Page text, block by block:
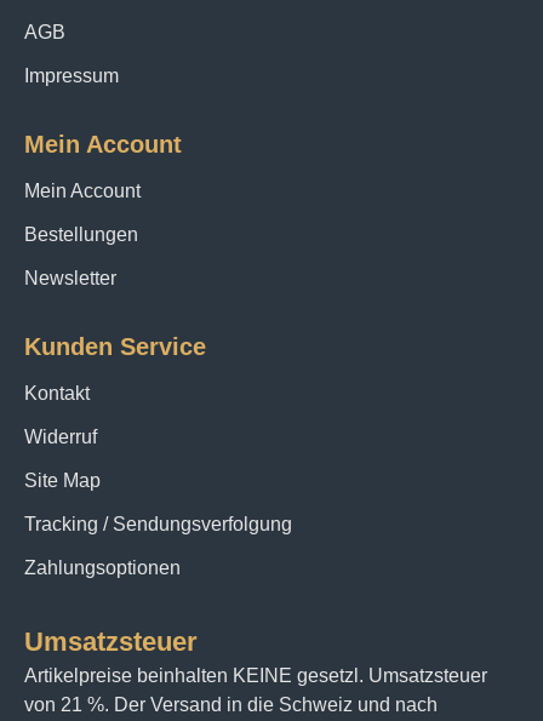
AGB
Impressum
Mein Account
Mein Account
Bestellungen
Newsletter
Kunden Service
Kontakt
Widerruf
Site Map
Tracking / Sendungsverfolgung
Zahlungsoptionen
Umsatzsteuer
Artikelpreise beinhalten KEINE gesetzl. Umsatzsteuer
von 21 %. Der Versand in die Schweiz und nach